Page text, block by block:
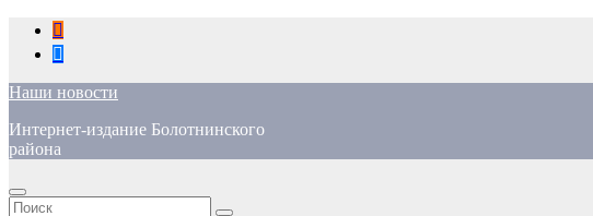
Перейти
содержимому
Наши новости
Интернет-издание Болотнинского
района